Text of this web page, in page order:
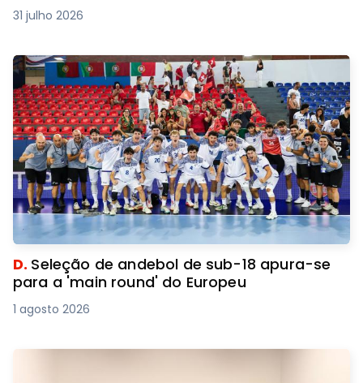
31 julho 2026
D. Seleção de andebol de sub-18 apura-se
para a 'main round' do Europeu
1 agosto 2026